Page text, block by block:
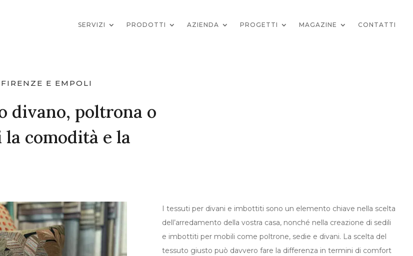
SERVIZI PRODOTTI AZIENDA PROGETTI MAGAZINE CONTATTI
E EMPOLI
divano, poltrona o
comodità e la
I tessuti per divani e imbottiti sono un elemento chiave nella scelta
dell’arredamento della vostra casa, nonché nella creazione di sedili
e imbottiti per mobili come poltrone, sedie e divani. La scelta del
tessuto giusto può davvero fare la differenza in termini di comfort